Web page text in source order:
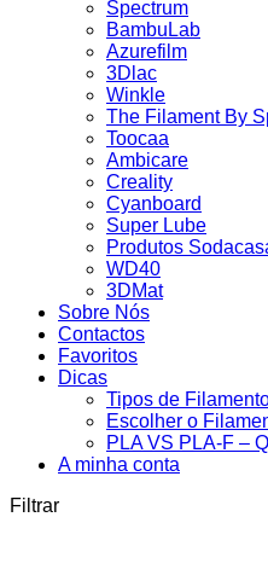
Spectrum
BambuLab
Azurefilm
3Dlac
Winkle
The Filament By
Toocaa
Ambicare
Creality
Cyanboard
Super Lube
Produtos
WD40
3DMat
Sobre Nós
Contactos
Favoritos
Dicas
Tipos de
Escolher o
PLA VS PLA-F –
A minha conta
Filtrar